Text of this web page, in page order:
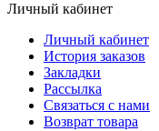
Личный кабинет
Личный кабинет
История заказов
Закладки
Рассылка
Связаться с нами
Возврат товара